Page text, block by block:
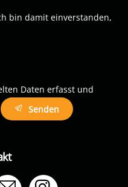
bin damit einverstanden,
Daten erfasst und
Senden
Email